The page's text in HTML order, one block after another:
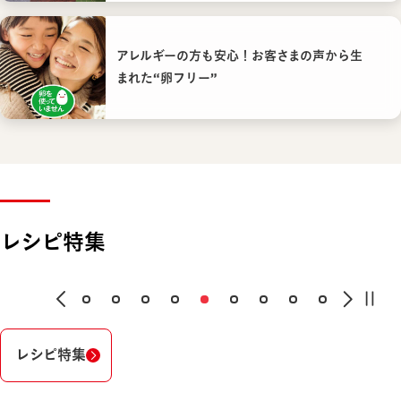
アレルギーの方も安心！お客さまの声から生
まれた“卵フリー”
レシピ特集
レシピ特集